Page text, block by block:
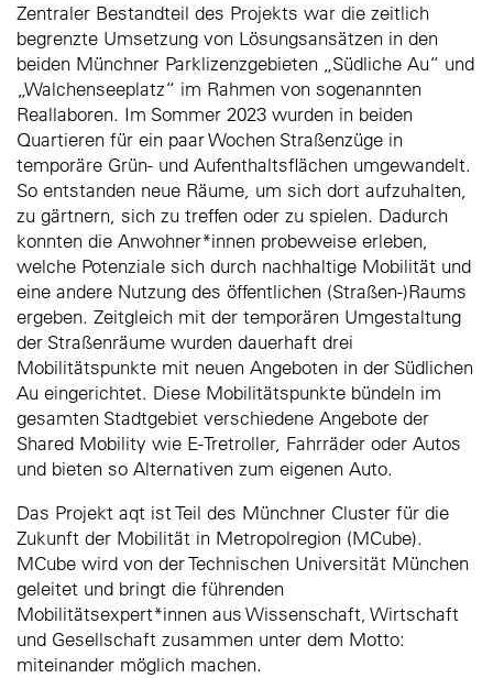
Zentraler Bestandteil des Projekts war die zeitlich
begrenzte Umsetzung von Lösungsansätzen in den
beiden Münchner Parklizenzgebieten „Südliche Au“ und
„Walchenseeplatz“ im Rahmen von sogenannten
Reallaboren. Im Sommer 2023 wurden in beiden
Quartieren für ein paar Wochen Straßenzüge in
temporäre Grün- und Aufenthaltsflächen umgewandelt.
So entstanden neue Räume, um sich dort aufzuhalten,
zu gärtnern, sich zu treffen oder zu spielen. Dadurch
konnten die Anwohner*innen probeweise erleben,
welche Potenziale sich durch nachhaltige Mobilität und
eine andere Nutzung des öffentlichen (Straßen-)Raums
ergeben. Zeitgleich mit der temporären Umgestaltung
der Straßenräume wurden dauerhaft drei
Mobilitätspunkte mit neuen Angeboten in der Südlichen
Au eingerichtet. Diese Mobilitätspunkte bündeln im
gesamten Stadtgebiet verschiedene Angebote der
Shared Mobility wie E-Tretroller, Fahrräder oder Autos
und bieten so Alternativen zum eigenen Auto.
Das Projekt aqt ist Teil des Münchner Cluster für die
Zukunft der Mobilität in Metropolregion (MCube).
MCube wird von der Technischen Universität München
geleitet und bringt die führenden
Mobilitätsexpert*innen aus Wissenschaft, Wirtschaft
und Gesellschaft zusammen unter dem Motto:
miteinander möglich machen.